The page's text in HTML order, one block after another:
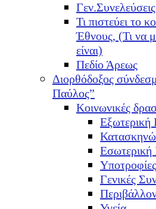
Τι πιστεύει το
Έθνους, (Τι να
είναι)
Πεδίο Άρεως
Διορθόδοξος
Παύλος”
Κοινωνικές
Εξωτερική
Εσωτερική
Υποτροφίες
Γενικές